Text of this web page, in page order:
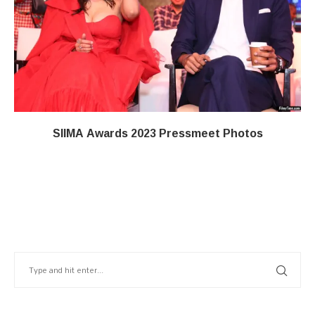
SIIMA Awards 2023 Pressmeet Photos